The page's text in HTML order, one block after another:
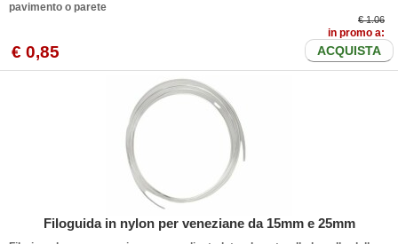
pavimento o parete
€ 1.06
in promo a:
€ 0,85 ACQUISTA
Filoguida in nylon per veneziane da 15mm e 25mm